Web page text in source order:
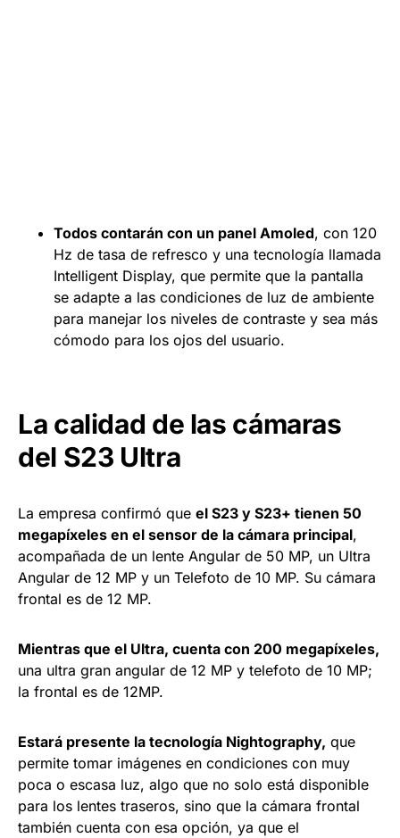
Todos contarán con un panel Amoled, con 120
Hz de tasa de refresco y una tecnología llamada
Intelligent Display, que permite que la pantalla
se adapte a las condiciones de luz de ambiente
para manejar los niveles de contraste y sea más
cómodo para los ojos del usuario.
La calidad de las cámaras
del S23 Ultra
La empresa confirmó que el S23 y S23+ tienen 50
megapíxeles en el sensor de la cámara principal,
acompañada de un lente Angular de 50 MP, un Ultra
Angular de 12 MP y un Telefoto de 10 MP. Su cámara
frontal es de 12 MP.
Mientras que el Ultra, cuenta con 200 megapíxeles,
una ultra gran angular de 12 MP y telefoto de 10 MP;
la frontal es de 12MP.
Estará presente la tecnología Nightography, que
permite tomar imágenes en condiciones con muy
poca o escasa luz, algo que no solo está disponible
para los lentes traseros, sino que la cámara frontal
también cuenta con esa opción, ya que el